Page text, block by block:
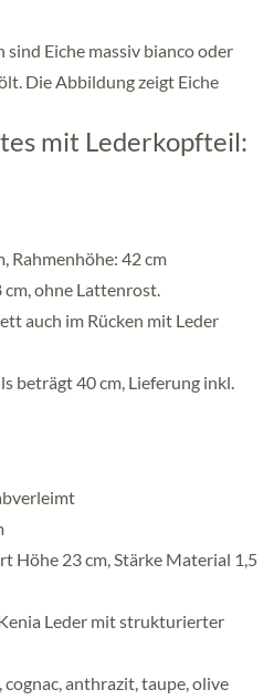
Eiche massiv bianco oder
Die Abbildung zeigt Eiche
mit Lederkopfteil:
Rahmenhöhe: 42 cm
ohne Lattenrost.
auch im Rücken mit Leder
beträgt 40 cm, Lieferung inkl.
Höhe 23 cm, Stärke Material 1,5
Leder mit strukturierter
anthrazit, taupe, olive